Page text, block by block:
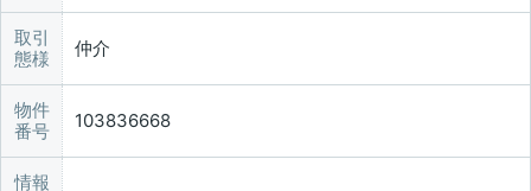
取引
態様
仲介
物件
番号
103836668
情報